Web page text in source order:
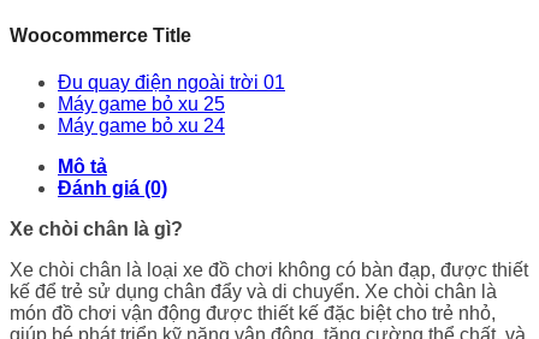
Woocommerce Title
Đu quay điện ngoài trời 01
Máy game bỏ xu 25
Máy game bỏ xu 24
Mô tả
Đánh giá (0)
Xe chòi chân là gì?
Xe chòi chân là loại xe đồ chơi không có bàn đạp, được thiết
kế để trẻ sử dụng chân đẩy và di chuyển. Xe chòi chân là
món đồ chơi vận động được thiết kế đặc biệt cho trẻ nhỏ,
giúp bé phát triển kỹ năng vận động, tăng cường thể chất, và